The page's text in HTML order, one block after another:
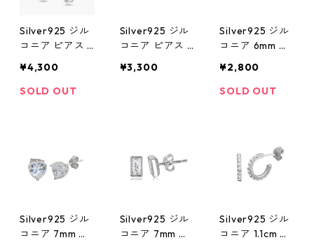
Silver925 ジル
コニア ピアス 2
¥4,300
SOLD OUT
Silver925 ジル
コニア ピアス 1
¥3,300
Silver925 ジル
コニア 6mm ピ
¥2,800
SOLD OUT
Silver925 ジル
コニア 7mm ピ
Silver925 ジル
コニア 7mm ピ
Silver925 ジル
コニア 1.1cm ピ